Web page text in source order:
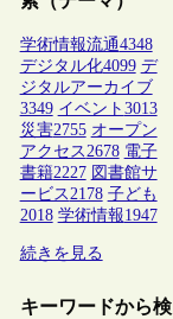
学術情報流通4348
デジタル化4099 デ
ジタルアーカイブ
3349 イベント 3013
災害2755 オープン
アクセス 2678 電子
書籍2227 図書館サ
ービス 2178 子ども
2018 学術情報1947
続きを見る
キーワードから検